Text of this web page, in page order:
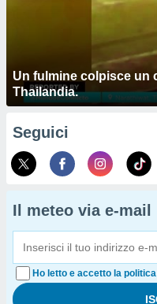
Un fulmine colpisce un
Thailandia.
Seguici
Il meteo via e-mail
Ho letto e accetto la